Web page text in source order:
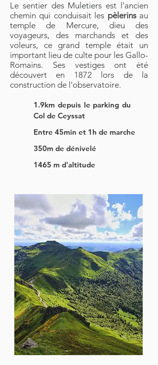
Le sentier des Muletiers est l'ancien
chemin qui conduisait les pèlerinsau
temple de Mercure, dieu des
voyageurs, des marchands et des
voleurs, ce grand temple était un
important lieu de culte pour les Gallo-
Romains. Ses vestiges ont été
découvert en 1872 lors de la
construction de l'observatoire.
1.9km depuis le parking du
Col de Ceyssat
Entre 45min et 1h de marche
350m de dénivelé
1465 m d'altitude